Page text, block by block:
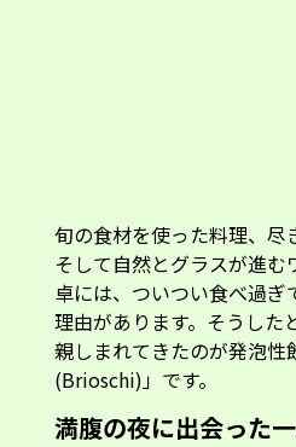
旬の食材を使った料理、尽
そして自然とグラスが進む
卓には、ついつい食べ過ぎ
理由があります。そうした
親しまれてきたのが発泡性
(Brioschi)」です。
満腹の夜に出会った